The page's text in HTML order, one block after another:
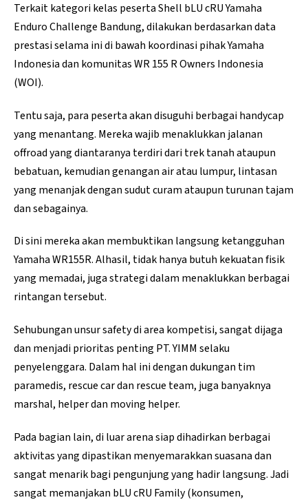
Terkait kategori kelas peserta Shell bLU cRU Yamaha
Enduro Challenge Bandung, dilakukan berdasarkan data
prestasi selama ini di bawah koordinasi pihak Yamaha
Indonesia dan komunitas WR 155 R Owners Indonesia
(WOI).
Tentu saja, para peserta akan disuguhi berbagai handycap
yang menantang. Mereka wajib menaklukkan jalanan
offroad yang diantaranya terdiri dari trek tanah ataupun
bebatuan, kemudian genangan air atau lumpur, lintasan
yang menanjak dengan sudut curam ataupun turunan tajam
dan sebagainya.
Di sini mereka akan membuktikan langsung ketangguhan
Yamaha WR155R. Alhasil, tidak hanya butuh kekuatan fisik
yang memadai, juga strategi dalam menaklukkan berbagai
rintangan tersebut.
Sehubungan unsur safety di area kompetisi, sangat dijaga
dan menjadi prioritas penting PT. YIMM selaku
penyelenggara. Dalam hal ini dengan dukungan tim
paramedis, rescue car dan rescue team, juga banyaknya
marshal, helper dan moving helper.
Pada bagian lain, di luar arena siap dihadirkan berbagai
aktivitas yang dipastikan menyemarakkan suasana dan
sangat menarik bagi pengunjung yang hadir langsung. Jadi
sangat memanjakan bLU cRU Family (konsumen,